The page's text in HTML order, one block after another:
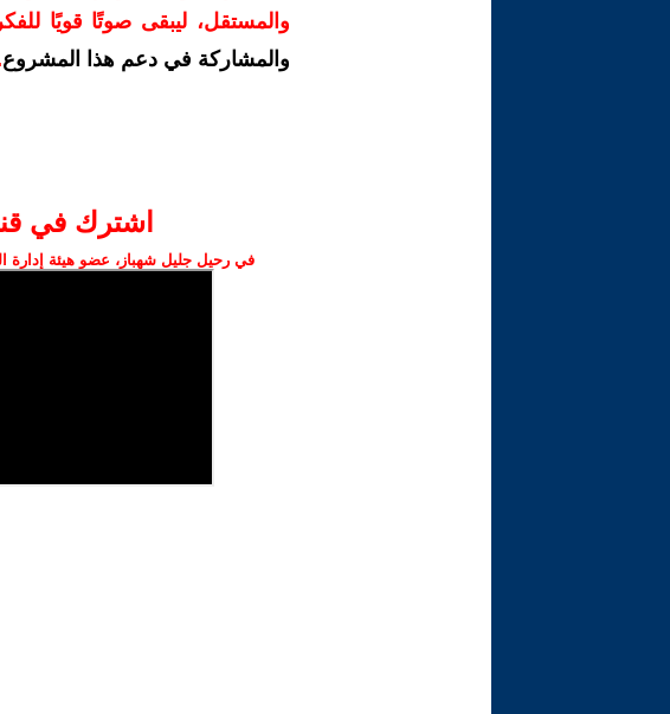
والمستقل، ليبقى صوتًا قويًا
والمشاركة في دعم هذا المشروع
اشترك في
في رحيل جليل شهباز، عضو هيئة إدارة